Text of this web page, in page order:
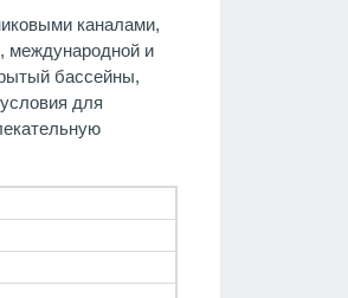
каналами,
международной и
бассейны,
для